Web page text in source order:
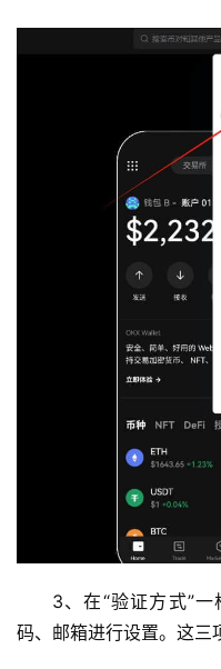
3、在“验证方式”
码、邮箱进行设置。这三